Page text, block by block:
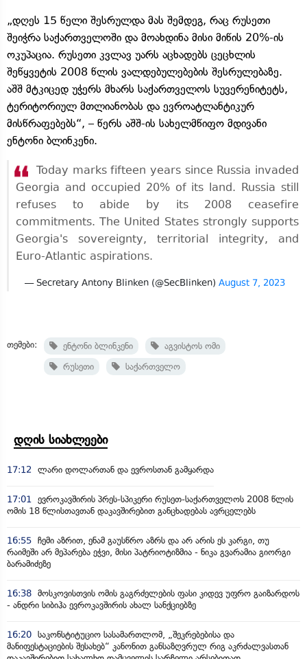
„დღეს 15 წელი შესრულდა მას შემდეგ, რაც რუსეთი
შეიჭრა საქართველოში და მოახდინა მისი მიწის 20%-ის
ოკუპაცია. რუსეთი კვლავ უარს აცხადებს ცეცხლის
შეწყვეტის 2008 წლის ვალდებულებების შესრულებაზე.
აშშ მტკიცედ უჭერს მხარს საქართველოს სუვერენიტეტს,
ტერიტორიულ მთლიანობას და ევროატლანტიკურ
მისწრაფებებს“, – წერს აშშ-ის სახელმწიფო მდივანი
ენტონი ბლინკენი.
Today marks fifteen years since Russia invaded
Georgia and occupied 20% of its land. Russia still
refuses to abide by its 2008 ceasefire
commitments. The United States strongly supports
Georgia's sovereignty, territorial integrity, and
Euro-Atlantic aspirations.
— Secretary Antony Blinken (@SecBlinken) August 7, 2023
თემები: ენტონი ბლინკენი
აგვისტოს ომი
რუსეთი
საქართველო
დღის სიახლეები
17:12 ლარი დოლართან და ევროსთან გამყარდა
17:01
ევროკავშირის პრეს-სპიკერი რუსეთ-საქართველოს 2008 წლის
ომის 18 წლისთავთან დაკავშირებით განცხადებას ავრცელებს
16:55 ჩემი აზრით, ენამ გაუსწრო აზრს და არ არის ეს კარგი, თუ
რაიმეში არ მეპარება ეჭვი, მისი პატრიოტიზმია - ნიკა გვარამია გიორგი
ბარამიძეზე
16:38 მოსკოვისთვის ომის გაგრძელების ფასი კიდევ უფრო გაიზარდოს
- ანდრი სიბიჰა ევროკავშირის ახალ სანქციებზე
16:20 საკონსტიტუციო სასამართლომ, „შეკრებებისა და
მანიფესტაციების შესახებ“ კანონით განსაზღვრულ რიგ აკრძალვასთან